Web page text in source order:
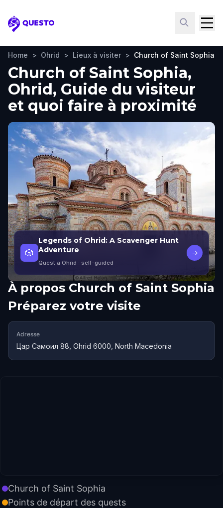
Questo
Home > Ohrid > Lieux à visiter > Church of Saint Sophia
Church of Saint Sophia,
Ohrid, Guide du visiteur
et quoi faire à proximité
🎲
Legends of Ohrid: A Scavenger Hunt
Adventure
Quest a Ohrid · self-guided
→
À propos Church of Saint Sophia
Préparez votre visite
Adresse
Цар Самоил 88, Ohrid 6000, North Macedonia
Church of Saint Sophia
Points de départ des quests